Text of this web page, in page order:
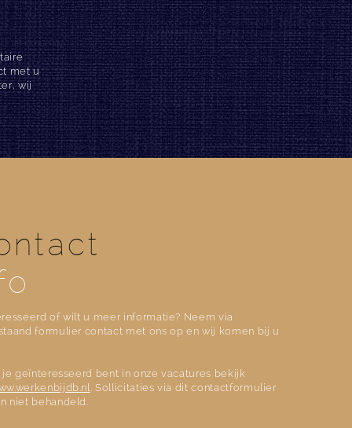
met u
wij
of wilt u meer informatie? Neem via
formulier contact met ons op en wij komen bij u
je geïnteresseerd bent in onze vacatures bekijk
. Sollicitaties via dit contactformulier
niet behandeld.